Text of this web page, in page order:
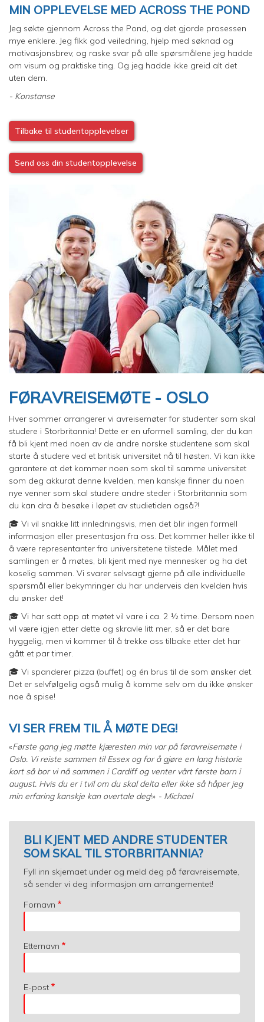
MIN OPPLEVELSE MED ACROSS THE POND
Jeg søkte gjennom Across the Pond, og det gjorde prosessen
mye enklere. Jeg fikk god veiledning, hjelp med søknad og
motivasjonsbrev, og raske svar på alle spørsmålene jeg hadde
om visum og praktiske ting. Og jeg hadde ikke greid alt det
uten dem.
- Konstanse
Tilbake til studentopplevelser
Send oss din studentopplevelse
FØRAVREISEMØTE - OSLO
Hver sommer arrangerer vi avreisemøter for studenter som skal
studere i Storbritannia! Dette er en uformell samling, der du kan
få bli kjent med noen av de andre norske studentene som skal
starte å studere ved et britisk universitet nå til høsten. Vi kan ikke
garantere at det kommer noen som skal til samme universitet
som deg akkurat denne kvelden, men kanskje finner du noen
nye venner som skal studere andre steder i Storbritannia som
du kan dra å besøke i løpet av studietiden også?!
🎓 Vi vil snakke litt innledningsvis, men det blir ingen formell
informasjon eller presentasjon fra oss. Det kommer heller ikke til
å være representanter fra universitetene tilstede. Målet med
samlingen er å møtes, bli kjent med nye mennesker og ha det
koselig sammen. Vi svarer selvsagt gjerne på alle individuelle
spørsmål eller bekymringer du har underveis den kvelden hvis
du ønsker det!
🎓 Vi har satt opp at møtet vil vare i ca. 2 ½ time. Dersom noen
vil være igjen etter dette og skravle litt mer, så er det bare
hyggelig, men vi kommer til å trekke oss tilbake etter det har
gått et par timer.
🎓 Vi spanderer pizza (buffet) og én brus til de som ønsker det.
Det er selvfølgelig også mulig å komme selv om du ikke ønsker
noe å spise!
VI SER FREM TIL Å MØTE DEG!
«Første gang jeg møtte kjæresten min var på føravreisemøte i
Oslo. Vi reiste sammen til Essex og for å gjøre en lang historie
kort så bor vi nå sammen i Cardiff og venter vårt første barn i
august. Hvis du er i tvil om du skal delta eller ikke så håper jeg
min erfaring kanskje kan overtale deg!» - Michael
BLI KJENT MED ANDRE STUDENTER
SOM SKAL TIL STORBRITANNIA?
Fyll inn skjemaet under og meld deg på føravreisemøte,
så sender vi deg informasjon om arrangementet!
Fornavn
Etternavn
E-post